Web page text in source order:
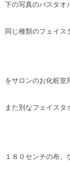
下の写真のバスタオ
同じ種類のフェイス
をサロンのお化粧室
また別なフェイスタ
１８０センチの布、